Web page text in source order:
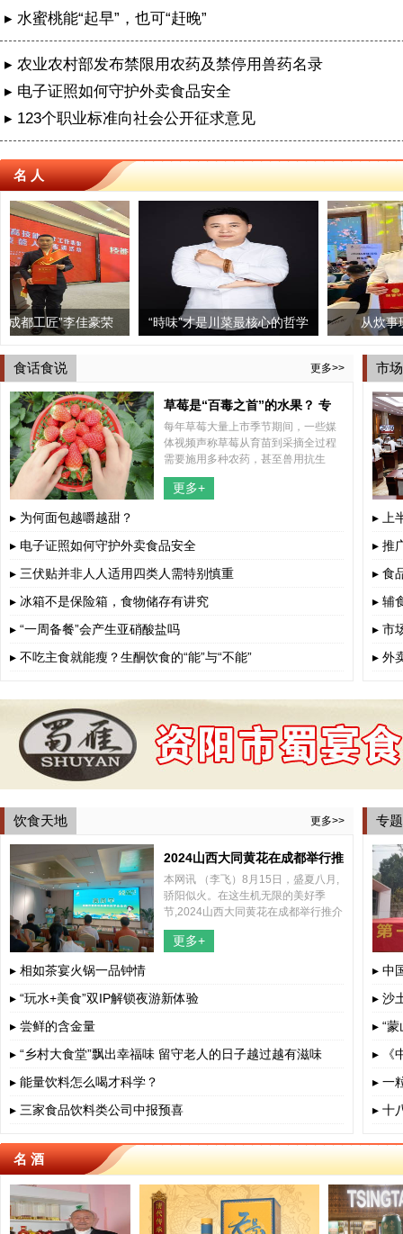
▸ 水蜜桃能“起早”，也可“赶晚”
▸ 农业农村部发布禁限用农药及禁停用兽药名录
▸ 电子证照如何守护外卖食品安全
▸ 123个职业标准向社会公开征求意见
卷
名 人
佳豪荣
“時味”才是川菜最核心的哲学
从炊事班长到厨师
三个椰子椰子鸡火锅印象城
成都街子古镇上演“赖氏
食话食说 更多>>
草莓是“百毒之首”的水果？ 专
家“五问五答”为你解惑
每年草莓大量上市季节期间，一些媒
体视频声称草莓从育苗到采摘全过程
需要施用多种农药，甚至兽用抗生
素，认为草莓不能吃。这些视频不断
传播，引起公众关注，也引发了不少
更多+
▸ 为何面包越嚼越甜？
▸ 电子证照如何守护外卖食品安全
▸ 三伏贴并非人人适用四类人需特别慎重
▸ 冰箱不是保险箱，食物储存有讲究
▸ “一周备餐”会产生亚硝酸盐吗
▸ 不吃主食就能瘦？生酮饮食的“能”与“不能”
市
▸ 上
▸ 推
▸ 食
▸ 辅
▸ 市
▸ 外
饮食天地 更多>>
2024山西大同黄花在成都举行推
介会
本网讯 （李飞）8月15日，盛夏八月,
骄阳似火。在这生机无限的美好季
节,2024山西大同黄花在成都举行推介
会，山西大同云州区区委、区政府和
四川省、成都市、相关部门负责人、
更多+
▸ 相如茶宴火锅一品钟情
▸ “玩水+美食”双IP解锁夜游新体验
▸ 尝鲜的含金量
▸ “乡村大食堂”飘出幸福味 留守老人的日子越过越有滋味
▸ 能量饮料怎么喝才科学？
▸ 三家食品饮料类公司中报预喜
专
▸ 中
▸ 沙
▸ “
▸ 《
▸ 一
▸ 十
名 酒